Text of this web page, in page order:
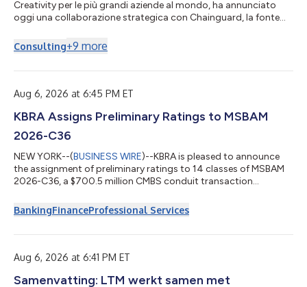
Creativity per le più grandi aziende al mondo, ha annunciato
oggi una collaborazione strategica con Chainguard, la fonte
catena di fornitura del software con BlueVerse™ RightLogic, il
quadro di riferimento di valutazione delle minacce informatiche
contempo la v...
Consulting+9 more
Aug 6, 2026 at 6:45 PM ET
KBRA Assigns Preliminary Ratings to MSBAM
2026-C36
NEW YORK--(BUSINESS WIRE)--KBRA is pleased to announce
the assignment of preliminary ratings to 14 classes of MSBAM
2026-C36, a $700.5 million CMBS conduit transaction
properties. The collateral properties are located throughout 18
MSAs, of which the three largest are New York (21.7%), Orange
multifamily (20.0%...
BankingFinanceProfessional Services
Aug 6, 2026 at 6:41 PM ET
Samenvatting: LTM werkt samen met